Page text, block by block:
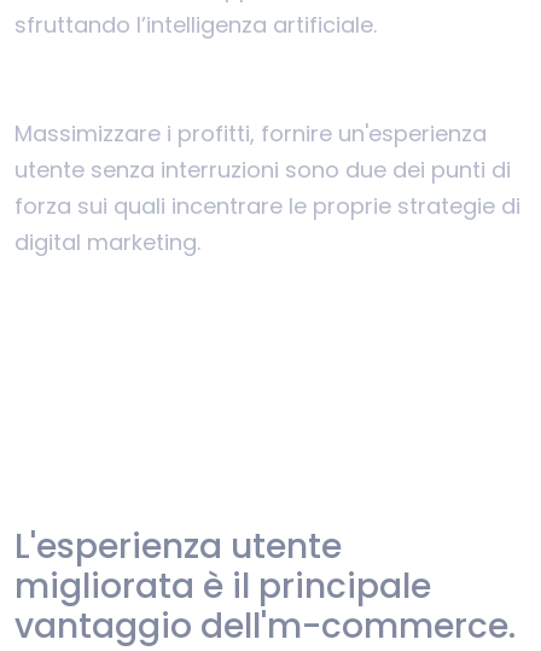
sfruttando l’intelligenza artificiale.
Massimizzare i profitti, fornire un'esperienza
utente senza interruzioni sono due dei punti di
forza sui quali incentrare le proprie strategie di
digital marketing.
L'esperienza utente
migliorata è il principale
vantaggio dell'm-commerce.